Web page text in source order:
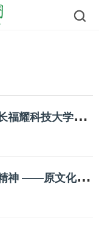
吴
小莉专访原哈工大、西安交大校长福耀科技大学校长王树国
建
好红色文化阵地，弘扬伟大红军精神 ——原文化部老领导周和平等深入书院调研并参加座谈会